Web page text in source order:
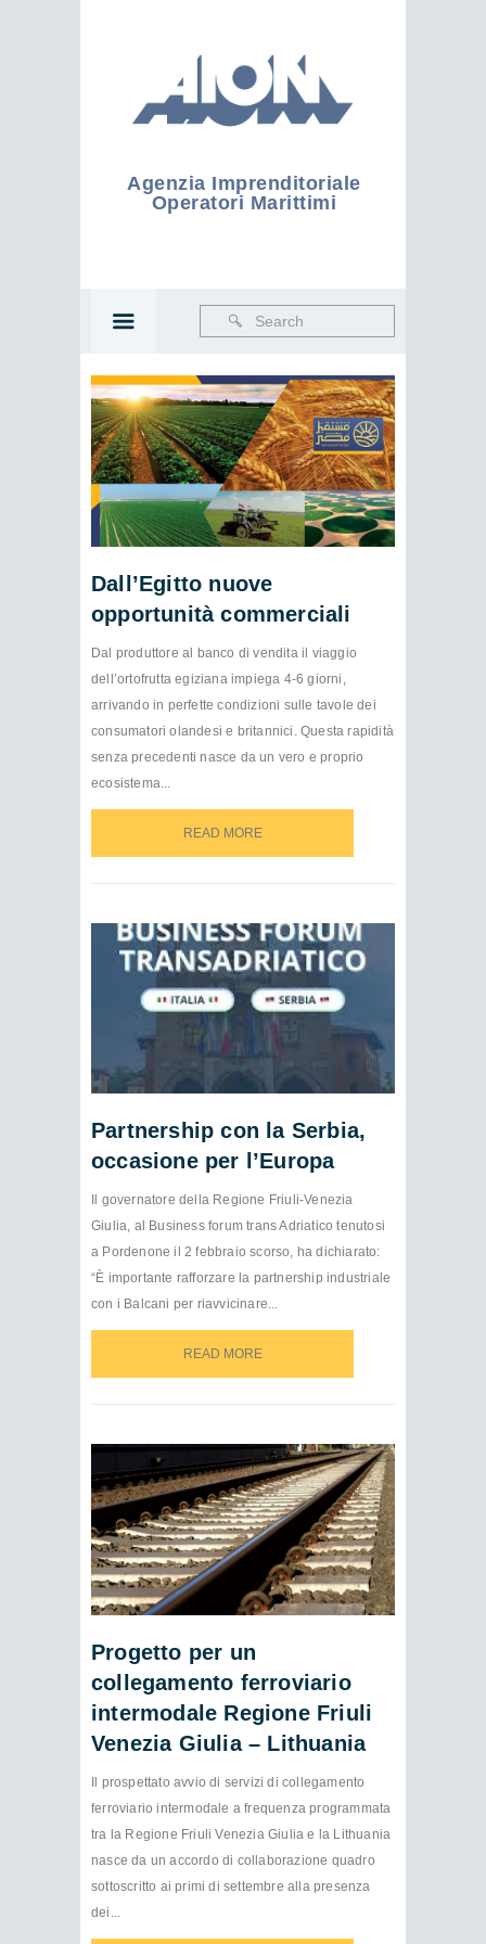
Agenzia Imprenditoriale
Operatori Marittimi
Dall’Egitto nuove
opportunità commerciali
Dal produttore al banco di vendita il viaggio
dell’ortofrutta egiziana impiega 4-6 giorni,
arrivando in perfette condizioni sulle tavole dei
consumatori olandesi e britannici. Questa rapidità
senza precedenti nasce da un vero e proprio
ecosistema...
READ MORE
Partnership con la Serbia,
occasione per l’Europa
Il governatore della Regione Friuli-Venezia
Giulia, al Business forum trans Adriatico tenutosi
a Pordenone il 2 febbraio scorso, ha dichiarato:
“È importante rafforzare la partnership industriale
con i Balcani per riavvicinare...
READ MORE
Progetto per un
collegamento ferroviario
intermodale Regione Friuli
Venezia Giulia – Lithuania
Il prospettato avvio di servizi di collegamento
ferroviario intermodale a frequenza programmata
tra la Regione Friuli Venezia Giulia e la Lithuania
nasce da un accordo di collaborazione quadro
sottoscritto ai primi di settembre alla presenza
dei...